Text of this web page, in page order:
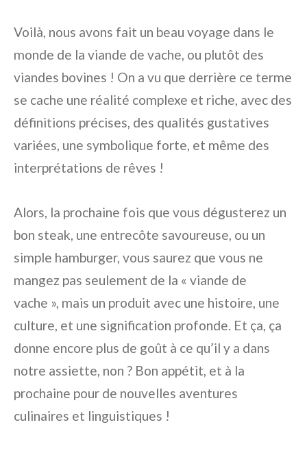
Voilà, nous avons fait un beau voyage dans le
monde de la viande de vache, ou plutôt des
viandes bovines ! On a vu que derrière ce terme
se cache une réalité complexe et riche, avec des
définitions précises, des qualités gustatives
variées, une symbolique forte, et même des
interprétations de rêves !
Alors, la prochaine fois que vous dégusterez un
bon steak, une entrecôte savoureuse, ou un
simple hamburger, vous saurez que vous ne
mangez pas seulement de la « viande de
vache », mais un produit avec une histoire, une
culture, et une signification profonde. Et ça, ça
donne encore plus de goût à ce qu’il y a dans
notre assiette, non ? Bon appétit, et à la
prochaine pour de nouvelles aventures
culinaires et linguistiques !